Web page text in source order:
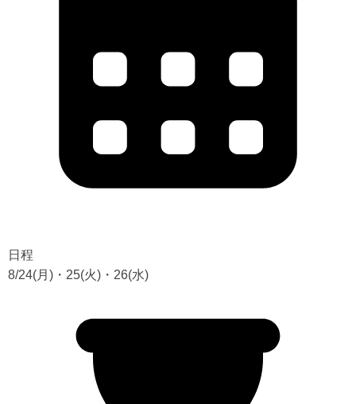
日程
8/24(月)・25(火)・26(水)